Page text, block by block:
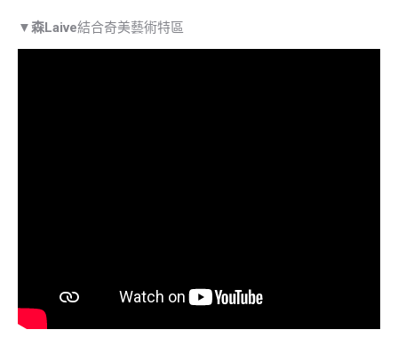
▼森Laive結合奇美藝術特區